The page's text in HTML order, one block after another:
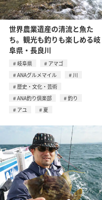
世界農業遺産の清流と魚た
ち。観光も釣りも楽しめる岐
阜県・長良川
岐阜県
アマゴ
ANAグルメマイル
川
歴史・文化・芸術
ANA釣り倶楽部
釣り
アユ
夏